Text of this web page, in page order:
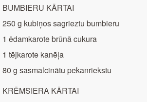
BUMBIERU KĀRTAI
250 g kubiņos sagrieztu bumbieru
1 ēdamkarote brūnā cukura
1 tējkarote kanēļa
80 g sasmalcinātu pekanriekstu
KRĒMSIERA KĀRTAI